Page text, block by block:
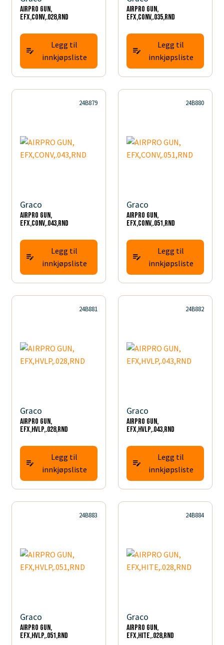
AIRPRO GUN,
EFX,CONV,.028,RND
Legg til
innkjøpsliste
AIRPRO GUN,
EFX,CONV,.035,RND
Legg til
innkjøpsliste
24B879
Graco
AIRPRO GUN,
EFX,CONV,.043,RND
Legg til
innkjøpsliste
24B880
Graco
AIRPRO GUN,
EFX,CONV,.051,RND
Legg til
innkjøpsliste
24B881
Graco
AIRPRO GUN,
EFX,HVLP,.028,RND
Legg til
innkjøpsliste
24B882
Graco
AIRPRO GUN,
EFX,HVLP,.043,RND
Legg til
innkjøpsliste
24B883
Graco
AIRPRO GUN,
EFX,HVLP,.051,RND
24B884
Graco
AIRPRO GUN,
EFX,HITE,.028,RND